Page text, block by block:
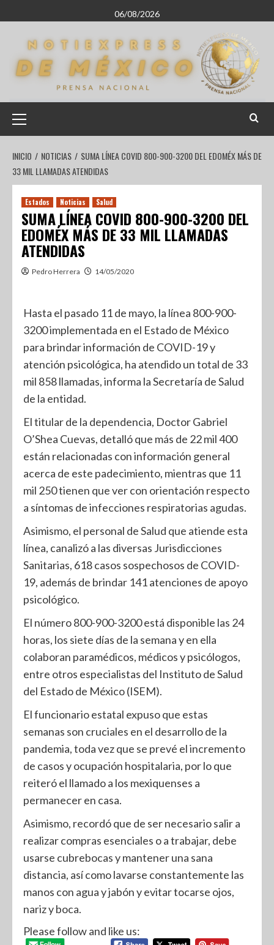
06/08/2026
INICIO NOTICIAS
SUMA LÍNEA COVID 800-900-3200 DEL EDOMÉX MÁS DE
33 MIL LLAMADAS ATENDIDAS
Estados Noticias Salud
SUMA LÍNEA COVID 800-900-3200 DEL
EDOMÉX MÁS DE 33 MIL LLAMADAS
ATENDIDAS
Pedro Herrera 14/05/2020
Hasta el pasado 11 de mayo, la línea 800-900-
3200 implementada en el Estado de México
para brindar información de COVID-19 y
atención psicológica, ha atendido un total de 33
mil 858 llamadas, informa la Secretaría de Salud
de la entidad.
El titular de la dependencia, Doctor Gabriel
O’Shea Cuevas, detalló que más de 22 mil 400
están relacionadas con información general
acerca de este padecimiento, mientras que 11
mil 250 tienen que ver con orientación respecto
a síntomas de infecciones respiratorias agudas.
Asimismo, el personal de Salud que atiende esta
línea, canalizó a las diversas Jurisdicciones
Sanitarias, 618 casos sospechosos de COVID-
19, además de brindar 141 atenciones de apoyo
psicológico.
El número 800-900-3200 está disponible las 24
horas, los siete días de la semana y en ella
colaboran paramédicos, médicos y psicólogos,
entre otros especialistas del Instituto de Salud
del Estado de México (ISEM).
El funcionario estatal expuso que estas
semanas son cruciales en el desarrollo de la
pandemia, toda vez que se prevé el incremento
de casos y ocupación hospitalaria, por lo que
reiteró el llamado a los mexiquenses a
permanecer en casa.
Asimismo, recordó que de ser necesario salir a
realizar compras esenciales o a trabajar, debe
usarse cubrebocas y mantener una sana
distancia, así como lavarse constantemente las
manos con agua y jabón y evitar tocarse ojos,
nariz y boca.
Please follow and like us: